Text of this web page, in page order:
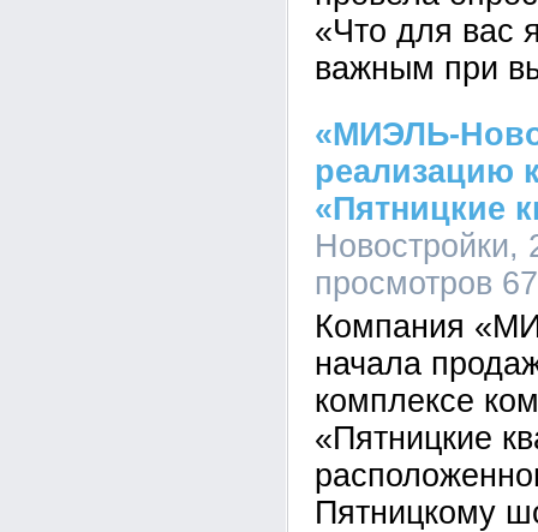
«Что для вас
важным при
«МИЭЛЬ-
реализацию
«Пятницкие
Новостройки,
просмотров
Компания
начала
комплексе
«Пятницкие
Пятницкому